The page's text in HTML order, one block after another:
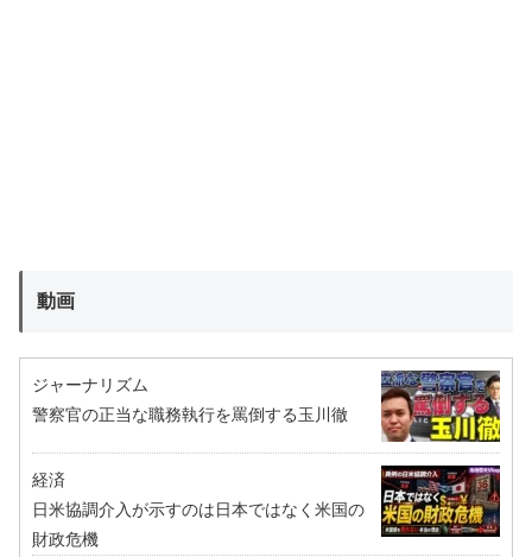
動画
ジャーナリズム
警察官の正当な職務執行を罵倒する玉川徹
経済
日米協調介入が示すのは日本ではなく米国の
財政危機